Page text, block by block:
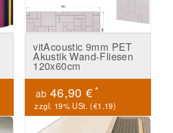
vitAcoustic 9mm PET
Akustik Wand-Fliesen
120x60cm
ab 46,90 €*
zzgl. 19% USt. (€1.19)